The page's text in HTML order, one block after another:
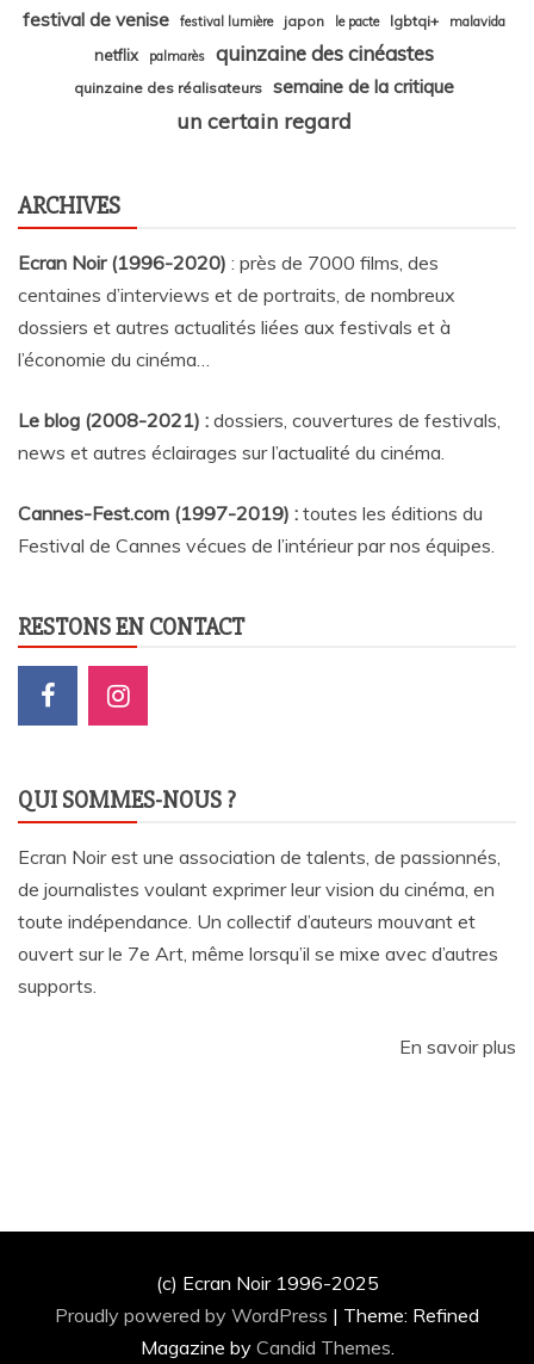
festival de venise festival lumière japon le pacte lgbtqi+ malavida
netflix palmarès quinzaine des cinéastes
quinzaine des réalisateurs semaine de la critique
un certain regard
ARCHIVES
Ecran Noir (1996-2020) : près de 7000 films, des
centaines d’interviews et de portraits, de nombreux
dossiers et autres actualités liées aux festivals et à
l’économie du cinéma…
Le blog (2008-2021) : dossiers, couvertures de festivals,
news et autres éclairages sur l’actualité du cinéma
Cannes-Fest.com (1997-2019) : toutes les éditions du
Festival de Cannes vécues de l’intérieur par nos équipes.
RESTONS EN CONTACT
QUI SOMMES-NOUS ?
Ecran Noir est une association de talents, de passionnés,
de journalistes voulant exprimer leur vision du cinéma, en
toute indépendance. Un collectif d’auteurs mouvant et
ouvert sur le 7e Art, même lorsqu’il se mixe avec d’autres
supports.
En savoir plus
(c) Ecran Noir 1996-2025
Proudly powered by WordPress | Theme: Refined
Magazine by Candid Themes